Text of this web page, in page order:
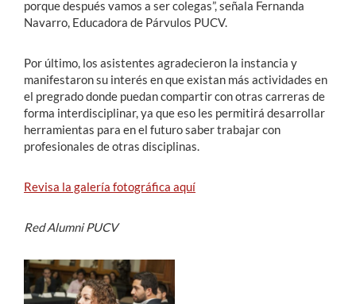
porque después vamos a ser colegas”, señala Fernanda
Navarro, Educadora de Párvulos PUCV.
Por último, los asistentes agradecieron la instancia y
manifestaron su interés en que existan más actividades en
el pregrado donde puedan compartir con otras carreras de
forma interdisciplinar, ya que eso les permitirá desarrollar
herramientas para en el futuro saber trabajar con
profesionales de otras disciplinas.
Revisa la galería fotográfica aquí
Red Alumni PUCV